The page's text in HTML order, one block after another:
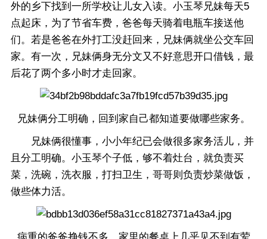
外的乡下找到一所学校让儿女入读。小玉琴兄妹每天5
点起床，为了节省车费，爸爸每天骑着电瓶车接送他
们。若是爸爸在外打工没赶回来，兄妹俩就坐公交车回
家。有一次，兄妹俩身无分文又不好意思开口借钱，最
后花了两个多小时才走回家。
兄妹俩分工明确，回到家自己都知道要做哪些家务。
兄妹俩很懂事，小小年纪已会做很多家务活儿，并
且分工明确。小玉琴个子低，够不着灶台，就负责买
菜，洗碗，洗衣服，打扫卫生，哥哥则负责炒菜做饭，
做些体力活。